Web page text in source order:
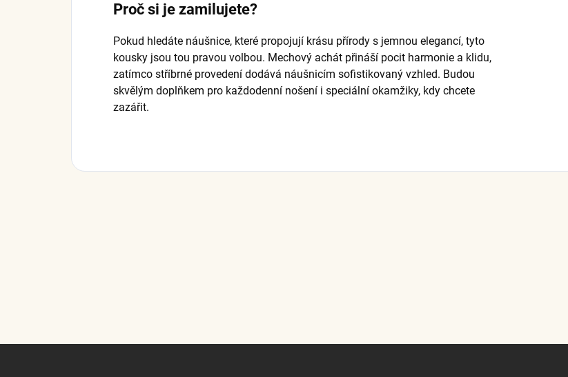
Proč si je zamilujete?
Pokud hledáte náušnice, které propojují krásu přírody s jemnou elegancí, tyto
kousky jsou tou pravou volbou. Mechový achát přináší pocit harmonie a klidu,
zatímco stříbrné provedení dodává náušnicím sofistikovaný vzhled. Budou
skvělým doplňkem pro každodenní nošení i speciální okamžiky, kdy chcete
zazářit.